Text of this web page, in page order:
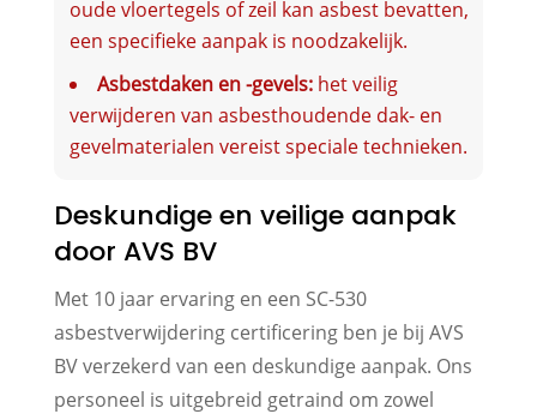
oude vloertegels of zeil kan asbest bevatten,
een specifieke aanpak is noodzakelijk.
Asbestdaken en -gevels:het veilig
verwijderen van asbesthoudende dak- en
gevelmaterialen vereist speciale technieken.
Deskundige en veilige aanpak
door AVS BV
Met 10 jaar ervaring en een SC-530
asbestverwijdering certificering ben je bij AVS
BV verzekerd van een deskundige aanpak. Ons
personeel is uitgebreid getraind om zowel